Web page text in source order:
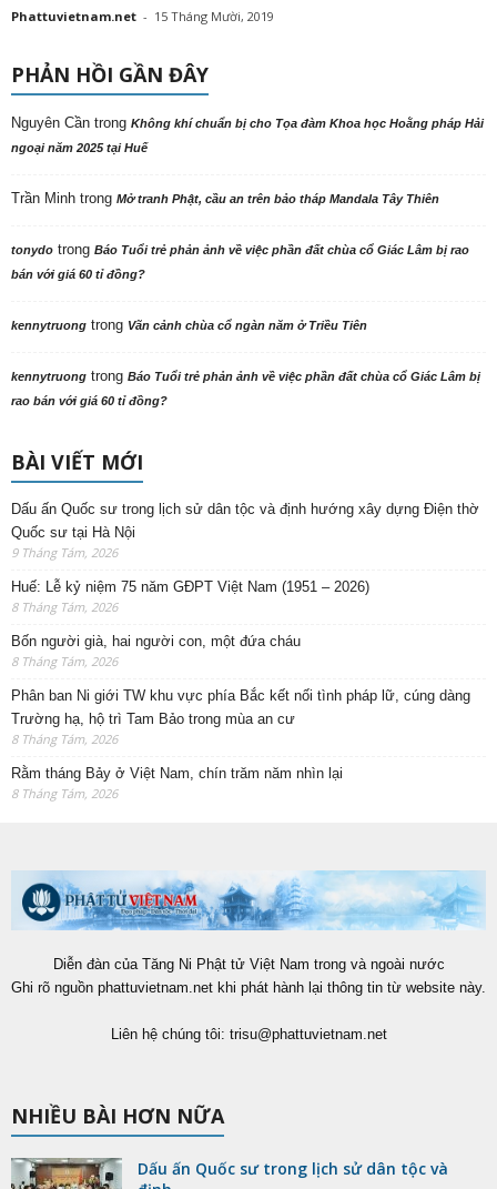
Phattuvietnam.net - 15 Tháng Mười, 2019
PHẢN HỒI GẦN ĐÂY
Nguyên Cần trong Không khí chuẩn bị cho Tọa đàm Khoa học Hoằng pháp Hải
ngoại năm 2025 tại Huế
Trần Minh trong Mở tranh Phật, cầu an trên bảo tháp Mandala Tây Thiên
tonydo trong Báo Tuổi trẻ phản ảnh về việc phần đất chùa cổ Giác Lâm bị rao
bán với giá 60 tỉ đồng?
kennytruong trong Vãn cảnh chùa cổ ngàn năm ở Triều Tiên
kennytruong trong Báo Tuổi trẻ phản ảnh về việc phần đất chùa cổ Giác Lâm bị
rao bán với giá 60 tỉ đồng?
BÀI VIẾT MỚI
Dấu ấn Quốc sư trong lịch sử dân tộc và định hướng xây dựng Điện thờ
Quốc sư tại Hà Nội
9 Tháng Tám, 2026
Huế: Lễ kỷ niệm 75 năm GĐPT Việt Nam (1951 – 2026)
8 Tháng Tám, 2026
Bốn người già, hai người con, một đứa cháu
8 Tháng Tám, 2026
Phân ban Ni giới TW khu vực phía Bắc kết nối tình pháp lữ, cúng dàng
Trường hạ, hộ trì Tam Bảo trong mùa an cư
8 Tháng Tám, 2026
Rằm tháng Bảy ở Việt Nam, chín trăm năm nhìn lại
8 Tháng Tám, 2026
Diễn đàn của Tăng Ni Phật tử Việt Nam trong và ngoài nước
Ghi rõ nguồn phattuvietnam.net khi phát hành lại thông tin từ website này.
Liên hệ chúng tôi: trisu@phattuvietnam.net
NHIỀU BÀI HƠN NỮA
Dấu ấn Quốc sư trong lịch sử dân tộc và